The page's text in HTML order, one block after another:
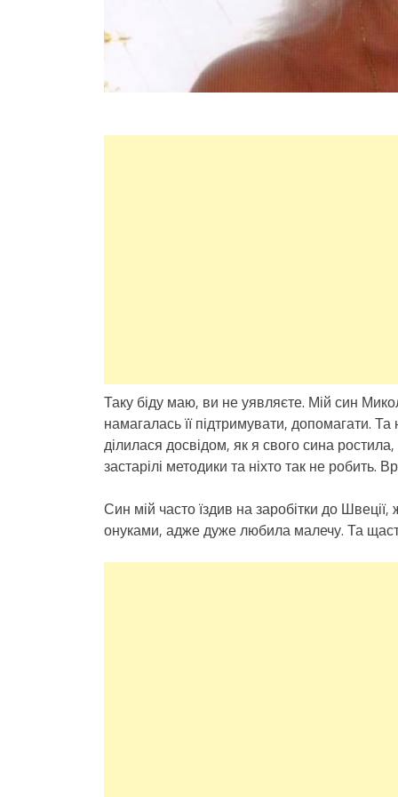
Таку біду маю, ви не уявляєте. Мій син
намагалась її підтримувати, допомагати.
ділилася досвідом, як я свого сина
застарілі методики та ніхто так не робить.
Син мій часто їздив на заробітки до
онуками, адже дуже любила малечу. Та